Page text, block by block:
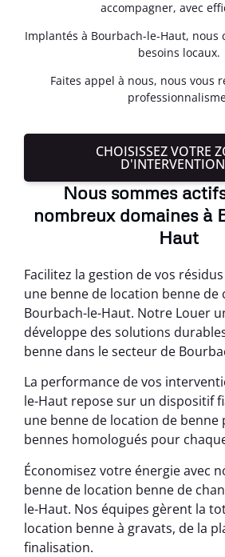
accompagner, avec
Implantés à Bourbach-le-Haut, nous
besoins locaux.
Faites appel à nous, nous vous
CHOISISSEZ VOTRE
D'INTERVENTION
Nous sommes
nombreux domaines à
Haut
Facilitez la gestion de vos
une benne de location benne de
Bourbach-le-Haut. Notre Louer
développe des solutions
benne dans le secteur de
La performance de vos
le-Haut repose sur un dispositif
une benne de location de benne
bennes homologués pour
Économisez votre énergie avec
benne de location benne de
le-Haut. Nos équipes gèrent la
location benne à gravats, de la
finalisation.